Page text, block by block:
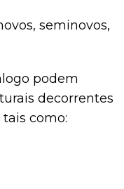
seminovos,
podem
decorrentes
como: